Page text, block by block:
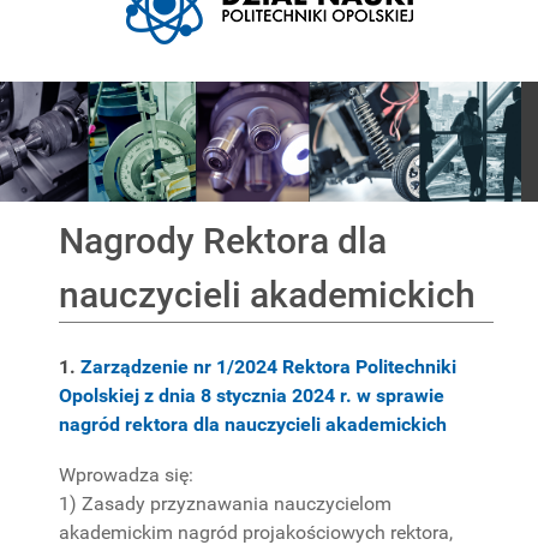
Pokaz slajdów
Nagrody Rektora dla
nauczycieli akademickich
1. Zarządzenie nr 1/2024 Rektora Politechniki
Opolskiej z dnia 8 stycznia 2024 r. w sprawie
nagród rektora dla nauczycieli akademickich
Wprowadza się:
1) Zasady przyznawania nauczycielom
akademickim nagród projakościowych rektora,